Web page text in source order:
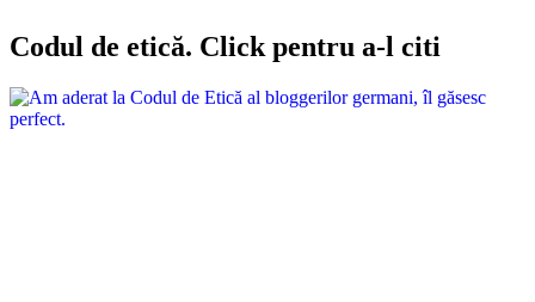
Codul de etică. Click pentru a-l citi